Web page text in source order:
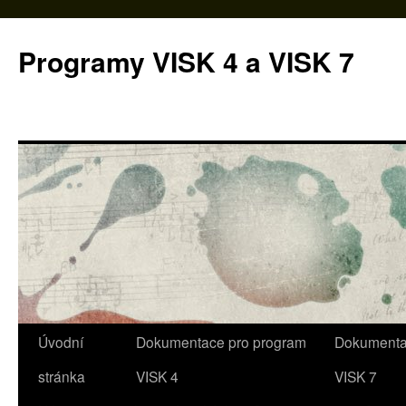
Programy VISK 4 a VISK 7
Přejít
Úvodní
stránka
Dokumentace pro program
VISK 4
VISK 7